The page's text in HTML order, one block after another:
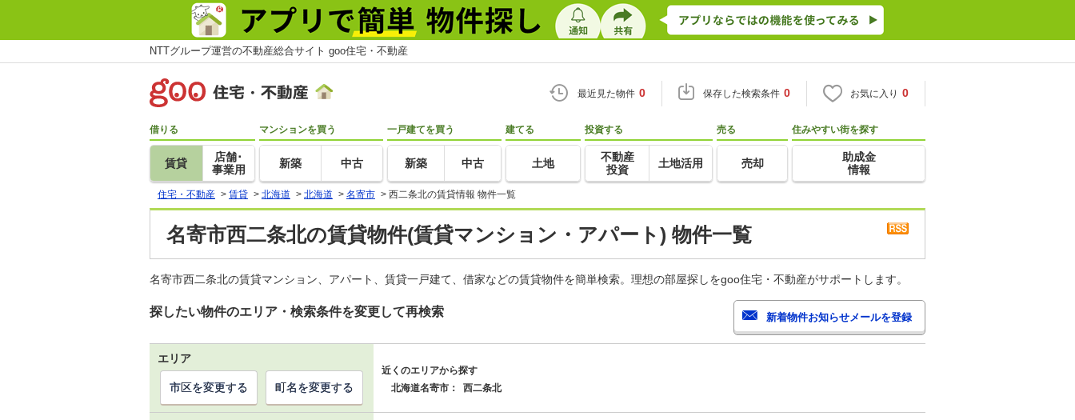
NTTグループ運営の不動産総合サイト goo住宅・不動産
最近見た物件 0 保存した検索条件 0 お気に入り 0
借りる
賃貸
店舗･
事業用
マンションを買う
新築 中古
一戸建てを買う
新築 中古
建てる
土地
投資する
不動産
投資
土地活用
売る
売却
住みやすい街を探す
助成金
情報
住宅・不動産 > 賃貸 > 北海道 > 北海道 > 名寄市 > 西二条北の賃貸情報 物件一覧
名寄市西二条北の賃貸物件(賃貸マンション・アパート) 物件一覧
名寄市西二条北の賃貸マンション、アパート、賃貸一戸建て、借家などの賃貸物件を簡単検索。理想の部屋探しをgoo住宅・不動産がサポートします。
探したい物件のエリア・検索条件を変更して再検索
エリア
近くのエリアから探す
北海道名寄市：
西二条北
市区を変更する 町名を変更する